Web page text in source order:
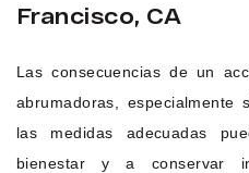
Francisco, CA
Las consecuencias de un
abrumadoras,
las medidas adecuadas
bienestar y a conservar